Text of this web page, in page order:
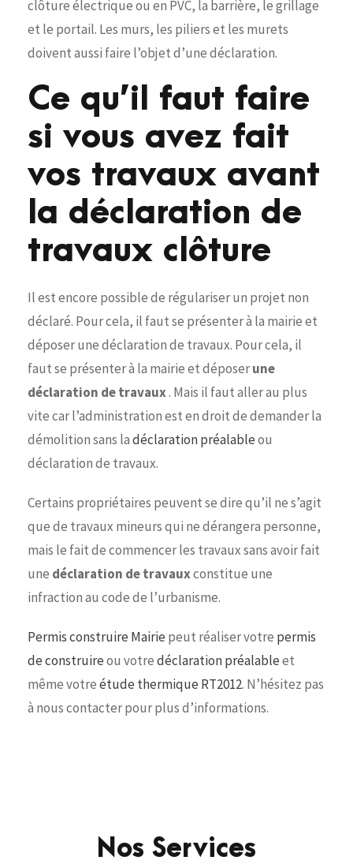
clôture électrique ou en PVC, la barrière, le grillage
et le portail. Les murs, les piliers et les murets
doivent aussi faire l’objet d’une déclaration.
Ce qu’il faut faire
si vous avez fait
vos travaux avant
la déclaration de
travaux clôture
Il est encore possible de régulariser un projet non
déclaré. Pour cela, il faut se présenter à la mairie et
déposer une déclaration de travaux. Pour cela, il
faut se présenter à la mairie et déposerune
déclaration de travaux. Mais il faut aller au plus
vite car l’administration est en droit de demander la
démolition sans ladéclaration préalableou
déclaration de travaux.
Certains propriétaires peuvent se dire qu’il ne s’agit
que de travaux mineurs qui ne dérangera personne,
mais le fait de commencer les travaux sans avoir fait
une déclaration de travauxconstitue une
infraction au code de l’urbanisme.
Permis construire Mairie peut réaliser votre permis
de construireou votredéclaration préalableet
même votreétude thermique RT2012. N’hésitez pas
à nous contacter pour plus d’informations.
Nos Services